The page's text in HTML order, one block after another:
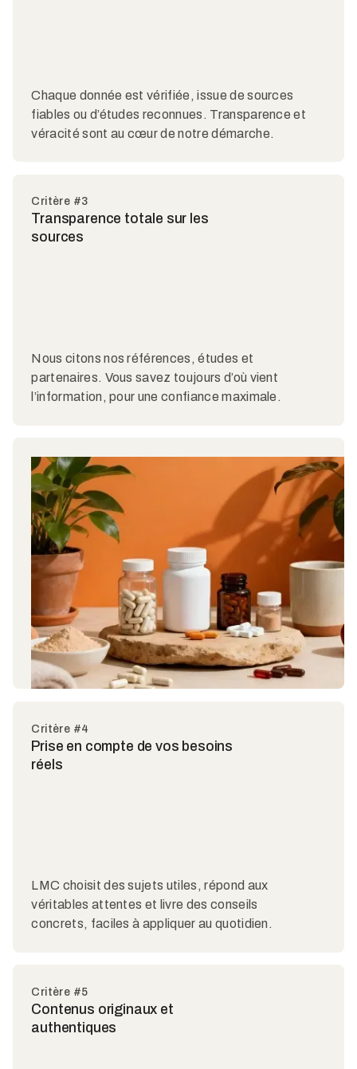
Chaque donnée est vérifiée, issue de sources
fiables ou d’études reconnues. Transparence et
véracité sont au cœur de notre démarche.
Critère #3
Transparence totale sur les
sources
Nous citons nos références, études et
partenaires. Vous savez toujours d’où vient
l’information, pour une confiance maximale.
Critère #4
Prise en compte de vos besoins
réels
LMC choisit des sujets utiles, répond aux
véritables attentes et livre des conseils
concrets, faciles à appliquer au quotidien.
Critère #5
Contenus originaux et
authentiques